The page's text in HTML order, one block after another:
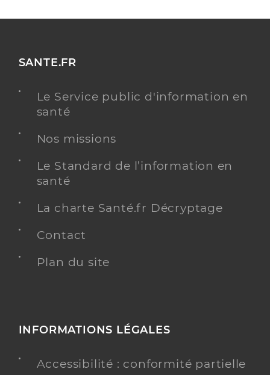
SANTE.FR
Le Service public d'information en
santé
Nos missions
Le Standard de l’information en
santé
La charte Santé.fr Décryptage
Contact
Plan du site
INFORMATIONS LÉGALES
Accessibilité : conformité partielle